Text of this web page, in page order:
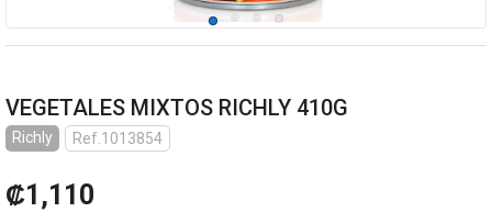
VEGETALES MIXTOS RICHLY 410G
Richly Ref.1013854
₡1,110